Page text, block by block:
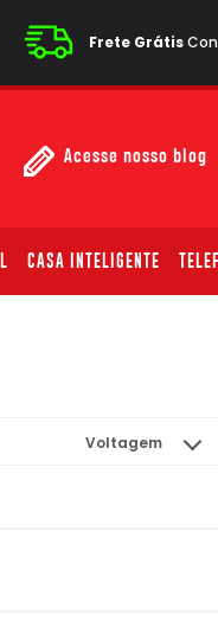
Frete Grátis
Acesse nosso blog
CASA INTELIGENTE
Voltagem